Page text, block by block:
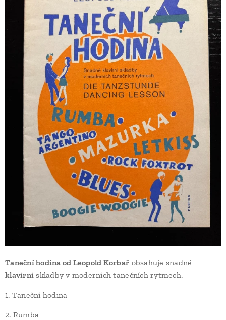
Taneční hodina od Leopold Korbař obsahuje snadné
klavírní skladby v moderních tanečních rytmech.
1. Taneční hodina
2. Rumba